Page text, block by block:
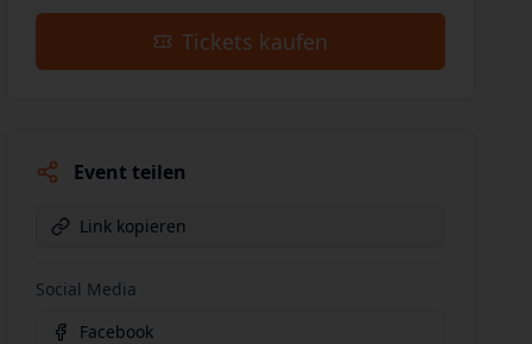
Tickets kaufen
Event teilen
Link kopieren
Social Media
Facebook